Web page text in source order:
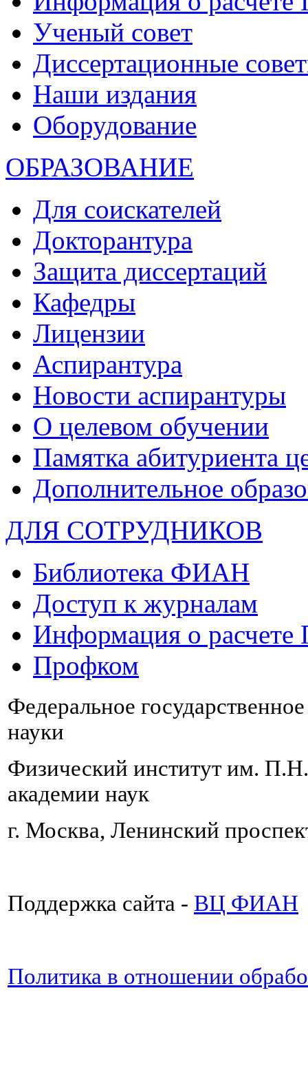
Ученый совет
Диссертационные
Наши издания
Оборудование
ОБРАЗОВАНИЕ
Для соискателей
Докторантура
Защита диссертаций
Кафедры
Лицензии
Аспирантура
Новости аспирантуры
О целевом обучении
Памятка абитуриента
Дополнительное
ДЛЯ СОТРУДНИКОВ
Библиотека ФИАН
Доступ к журналам
Информация о
Профком
Федеральное
науки
Физический институт им.
академии наук
г. Москва, Ленинский
Поддержка сайта - ВЦ ФИАН
Политика в отношении